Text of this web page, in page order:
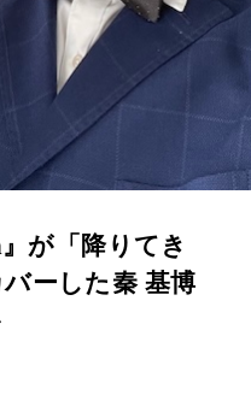
が「降りてき
ーした秦 基博